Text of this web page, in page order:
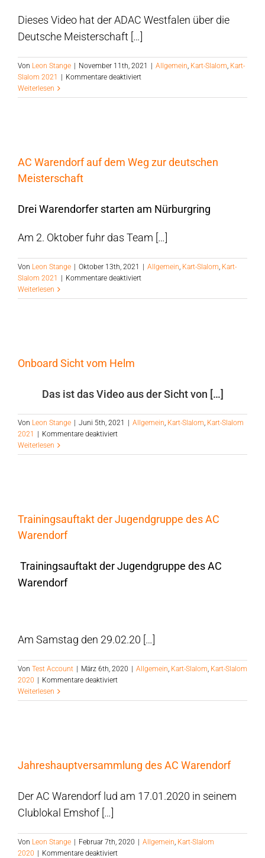
Dieses Video hat der ADAC Westfalen über die
Deutsche Meisterschaft […]
Von Leon Stange | November 11th, 2021 | Allgemein Kart-Slalom Kart-
Slalom 2021
| Kommentare deaktiviertfür
Wochenende
Weiterlesen
AC Warendorf auf dem Weg zur deutschen
Meisterschaft
Drei Warendorfer starten am Nürburgring
Am 2. Oktober fuhr das Team […]
Von Leon Stange | Oktober 13th, 2021 | Allgemein Kart-Slalom Kart-
Slalom 2021
| Kommentare deaktiviertfür
Warendorf
Weiterlesen
Onboard Sicht vom Helm
Das ist das Video aus der Sicht von […]
Von Leon Stange | Juni 5th, 2021 | Allgemein Kart-Slalom Kart-Slalom
2021
| Kommentare deaktiviertfür
Sicht
Weiterlesen
Trainingsauftakt der Jugendgruppe des AC
Warendorf
Trainingsauftakt der Jugendgruppe des AC
Warendorf
Am Samstag den 29.02.20 […]
Von Test Account | März 6th, 2020 | Allgemein Kart-Slalom Kart-Slalom
2020 | Kommentare deaktiviertfür
der
Weiterlesen
Jahreshauptversammlung des AC Warendorf
Der AC Warendorf lud am 17.01.2020 in seinem
Clublokal Emshof […]
Von Leon Stange | Februar 7th, 2020 | Allgemein Kart-Slalom
2020 | Kommentare deaktiviertfür